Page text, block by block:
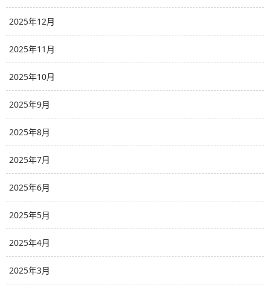
2025年12月
2025年11月
2025年10月
2025年9月
2025年8月
2025年7月
2025年6月
2025年5月
2025年4月
2025年3月